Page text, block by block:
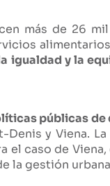
más de 26
igualdad y la
públicas
Denis y Viena. La
caso de Viena,
la gestión